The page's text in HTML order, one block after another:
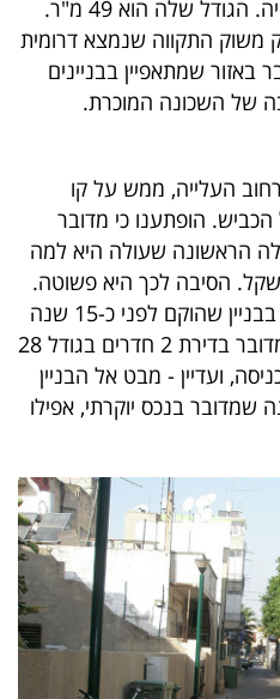
2.5 חדרים והיא בקומה השנייה. הגודל שלה הוא 49 מ"ר.
משוק התקווה שנמצא דרומית
באזור שמתאפיין בבניינים
של השכונה המוכרת.
העלייה, ממש על קו
הופתענו כי מדובר
הראשונה שעולה היא למה
ב-1.85 מיליון שקל. הסיבה לכך היא פשוטה.
לא מדובר ממש במגדל, אלא בבניין שהוקם לפני כ-15 שנה
בלב הרחוב הסואן בסביבה. מדובר בדירת 2 חדרים בגודל 28
ועדיין - מבט אל הבניין
שמדובר בנכס יוקרתי, אפילו